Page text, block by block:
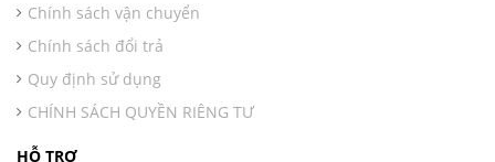
Chính sách vận chuyển
Chính sách đổi trả
Quy định sử dụng
CHÍNH SÁCH QUYỀN RIÊNG TƯ
HỖ TRỢ